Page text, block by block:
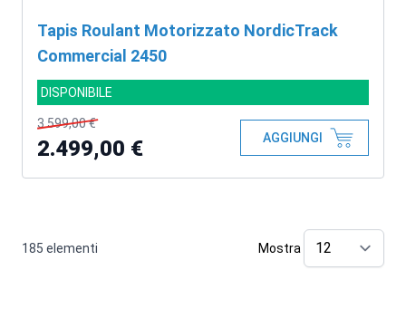
Tapis Roulant Motorizzato NordicTrack
Commercial 2450
DISPONIBILE
3.599,00 €
2.499,00 € AGGIUNGI
185 elementi Mostra